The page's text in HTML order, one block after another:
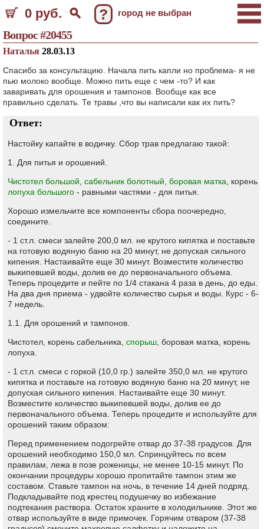
0 руб. ? город не выбран
Вопрос #20455
Наталья 28.03.13
Спасибо за консультацию. Начала пить капли но проблема- я не
пью молоко вообще. Можно пить еще с чем -то? И как
заваривать для орошения и тампонов. Вообще как все
правильно сделать. Те травы ,что вы написали как их пить?
Ответ:
Настойку капайте в водичку. Сбор трав предлагаю такой:
1. Для питья и орошений.
Чистотел большой сабельник болотный боровая матка , корень
лопуха большого - равными частями - для питья.
Хорошо измельчите все компоненты сбора поочередно,
соедините.
- 1 ст.л. смеси залейте 200,0 мл. не крутого кипятка и поставьте
на готовую водяную баню на 20 минут, не допуская сильного
кипения. Настаивайте еще 30 минут. Возместите количество
выкипевшей воды, долив ее до первоначального объема.
Теперь процедите и пейте по 1/4 стакана 4 раза в день, до еды.
На два дня приема - удвойте количество сырья и воды. Курс - 6-
7 недель.
1.1. Для орошений и тампонов.
Чистотел, корень сабельника, спорыш , боровая матка, корень
лопуха.
- 1 ст.л. смеси с горкой (10,0 гр.) залейте 350,0 мл. не крутого
кипятка и поставьте на готовую водяную баню на 20 минут, не
допуская сильного кипения. Настаивайте еще 30 минут.
Возместите количество выкипевшей воды, долив ее до
первоначального объема. Теперь процедите и используйте для
орошений таким образом:
Перед применением подогрейте отвар до 37-38 градусов. Для
орошений необходимо 150,0 мл. Спринцуйтесь по всем
правилам, лежа в позе роженицы, не менее 10-15 минут. По
окончании процедуры хорошо пропитайте тампон этим же
составом. Ставьте тампон на ночь, в течение 14 дней подряд.
Подкладывайте под крестец подушечку во избежание
подтекания раствора. Остаток храните в холодильнике. Этот же
отвар используйте в виде примочек. Горячим отваром (37-38